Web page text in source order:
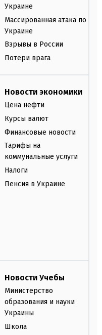
Украине
Массированная атака по
Украине
Взрывы в России
Потери врага
Новости экономики
Цена нефти
Курсы валют
Финансовые новости
Тарифы на
коммунальные услуги
Налоги
Пенсия в Украине
Новости Учебы
Министерство
образования и науки
Украины
Школа